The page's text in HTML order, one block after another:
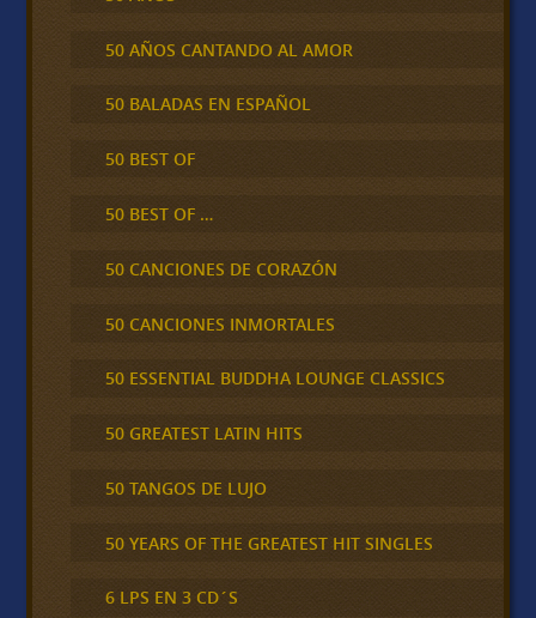
50 AÑOS CANTANDO AL AMOR
50 BALADAS EN ESPAÑOL
50 BEST OF
50 BEST OF …
50 CANCIONES DE CORAZÓN
50 CANCIONES INMORTALES
50 ESSENTIAL BUDDHA LOUNGE CLASSICS
50 GREATEST LATIN HITS
50 TANGOS DE LUJO
50 YEARS OF THE GREATEST HIT SINGLES
6 LPS EN 3 CD´S